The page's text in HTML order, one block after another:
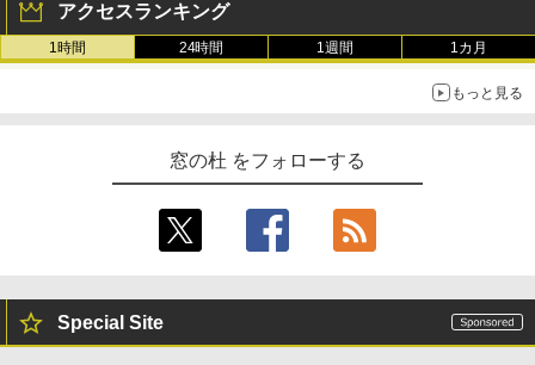
アクセスランキング
1時間 24時間 1週間 1カ月
もっと見る
窓の杜 をフォローする
Special Site